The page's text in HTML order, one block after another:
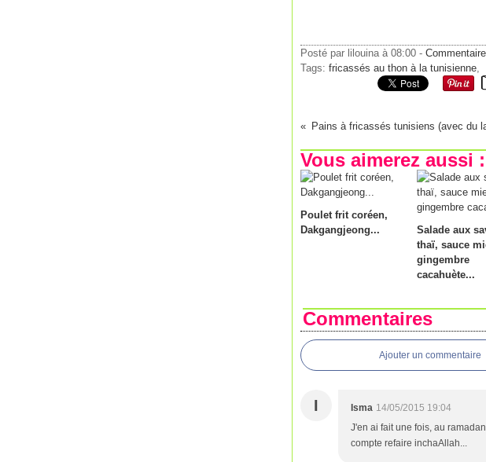
Posté par lilouina à 08:00 -
Tags: fricassés au thon à la tunisienne,
Pains à fricassés tunisiens (avec du
Vous aimerez aussi :
Poulet frit coréen,
Dakgangjeong...
Salade aux
thaï, sauce
gingembre
cacahuète...
Commentaires
Ajouter un commentaire
I Isma 14/05/2015 19:04
J'en ai fait une fois, au
compte refaire inchaAllah...